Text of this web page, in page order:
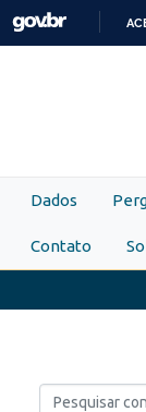
Skip to main content
Dados
Contato